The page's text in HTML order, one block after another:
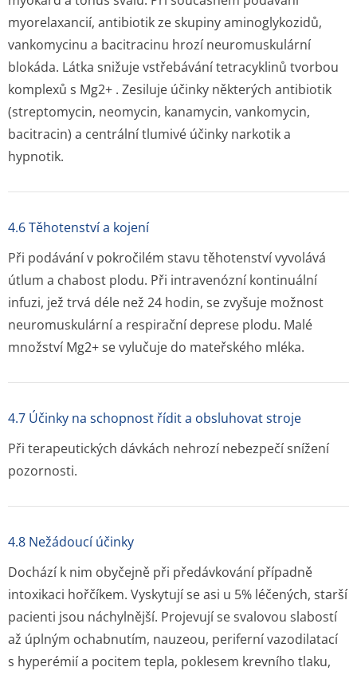
myorelaxancií, antibiotik ze skupiny aminoglykozidů,
vankomycinu a bacitracinu hrozí neuromuskulární
blokáda. Látka snižuje vstřebávání tetracyklinů tvorbou
komplexů s Mg2+ . Zesiluje účinky některých antibiotik
(streptomycin, neomycin, kanamycin, vankomycin,
bacitracin) a centrální tlumivé účinky narkotik a
hypnotik.
4.6 Těhotenství a kojení
Při podávání v pokročilém stavu těhotenství vyvolává
útlum a chabost plodu. Při intravenózní kontinuální
infuzi, jež trvá déle než 24 hodin, se zvyšuje možnost
neuromuskulární a respirační deprese plodu. Malé
množství Mg2+se vylučuje do mateřského mléka.
4.7 Účinky na schopnost řídit a obsluhovat stroje
Při terapeutických dávkách nehrozí nebezpečí snížení
pozornosti.
4.8 Nežádoucí účinky
Dochází k nim obyčejně při předávkování případně
intoxikaci hořčíkem. Vyskytují se asi u 5% léčených, starší
pacienti jsou náchylnější. Projevují se svalovou slabostí
až úplným ochabnutím, nauzeou, periferní vazodilatací
s hyperémií a pocitem tepla, poklesem krevního tlaku,